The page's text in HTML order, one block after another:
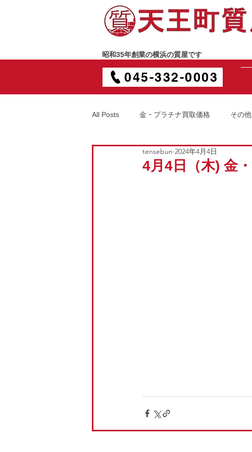
昭和35年創業の横浜の質屋です
045-332-0003
All Posts 金・プラチナ買取価格 その他
4月4日（木) 金
tensebun 2024年4月4日